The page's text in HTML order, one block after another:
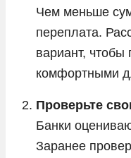
Чем меньше
переплата.
вариант,
комфортными
Проверьте
Банки
Заранее